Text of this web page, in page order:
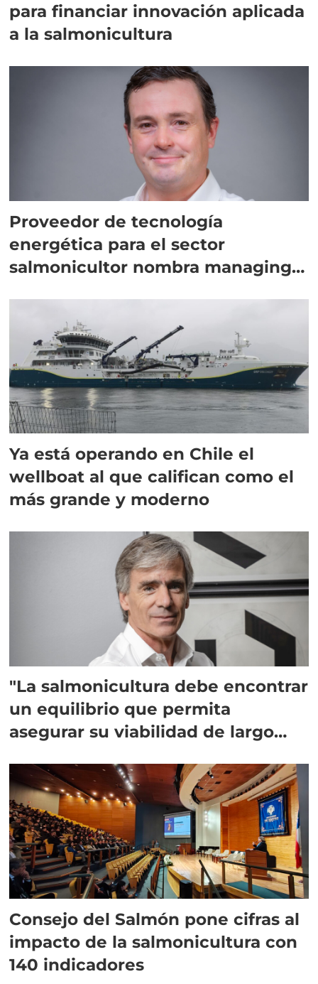
para financiar innovación aplicada
a la salmonicultura
Proveedor de tecnología
energética para el sector
salmonicultor nombra managing
Ya está operando en Chile el
wellboat al que califican como el
más grande y moderno
"La salmonicultura debe encontrar
un equilibrio que permita
asegurar su viabilidad de largo
Consejo del Salmón pone cifras al
impacto de la salmonicultura con
140 indicadores